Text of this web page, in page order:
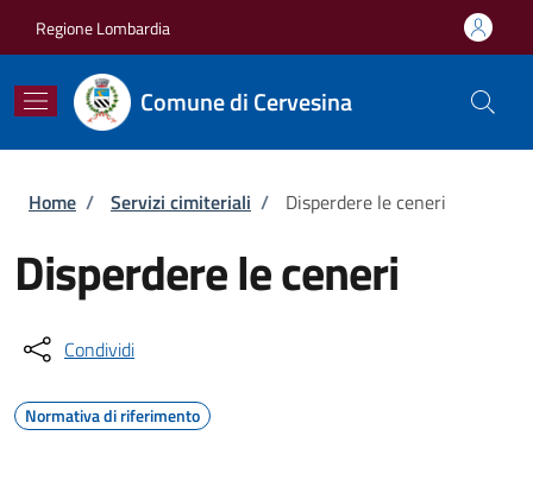
Regione Lombardia
Comune di Cervesina
Briciole di pane
Home / Servizi cimiteriali / Disperdere le ceneri
Disperdere le ceneri
Condividi
Normativa di riferimento